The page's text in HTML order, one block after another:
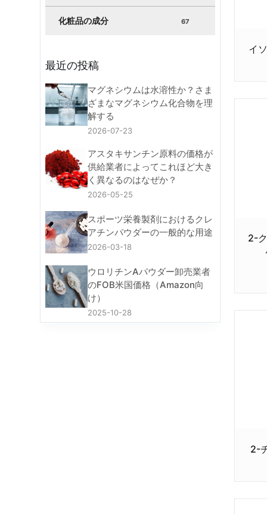
イ
2-
2-
化粧品の成分 67
最近の投稿
マグネシウムは水溶性か？さま
ざまなマグネシウム化合物を理
解する
2026-07-23
アスタキサンチン原料の価格が
供給業者によってこれほど大き
く異なるのはなぜか？
2026-05-25
スポーツ栄養製剤におけるクレ
アチンパウダーの一般的な用途
2026-03-18
ウロリチンAパウダー卸売業者
のFOB米国価格（Amazon向
け）
2025-10-28